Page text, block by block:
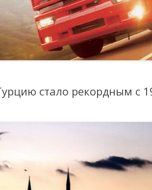
стало рекордным с